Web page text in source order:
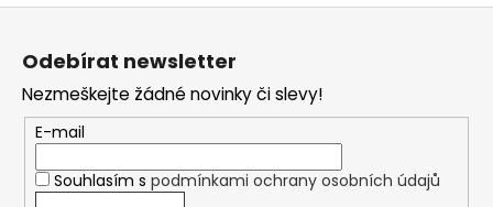
Z
Odebírat newsletter
Nezmeškejte žádné novinky či slevy!
E-mail
Souhlasím s podmínkami ochrany osobních údajů